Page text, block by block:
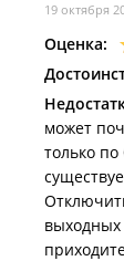
19 октября
Оценка:
может
только
выходных